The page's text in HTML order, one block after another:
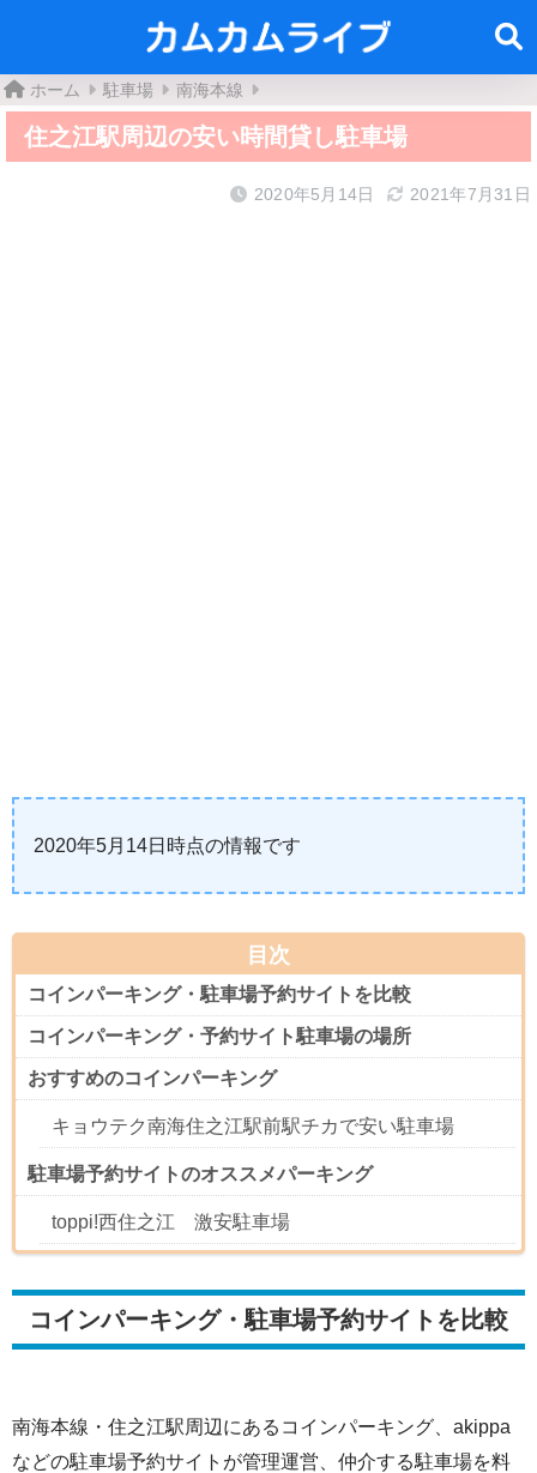
ホーム 駐車場 南海本線
住之江駅周辺の安い時間貸し駐車場
2020年5月14日 2021年7月31日
2020年5月14日時点の情報です
目次
コインパーキング・駐車場予約サイトを比較
コインパーキング・予約サイト駐車場の場所
おすすめのコインパーキング
キョウテク南海住之江駅前駅チカで安い駐車場
駐車場予約サイトのオススメパーキング
toppi!西住之江 激安駐車場
コインパーキング・駐車場予約サイトを比較
南海本線・住之江駅周辺にあるコインパーキング、akippa
などの駐車場予約サイトが管理運営、仲介する駐車場を料